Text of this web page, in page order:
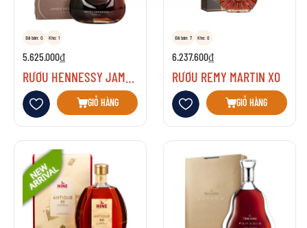
Đã bán: 0 Kho: 1
5.625.000₫
RƯỢU HENNESSY JAMES COGNAC
Thêm vào danh sách yêu thích
GIỎ HÀNG
Đã bán: 7 Kho: 0
6.237.600₫
RƯỢU REMY MARTIN XO
Thêm vào danh sách yêu thích
GIỎ HÀNG